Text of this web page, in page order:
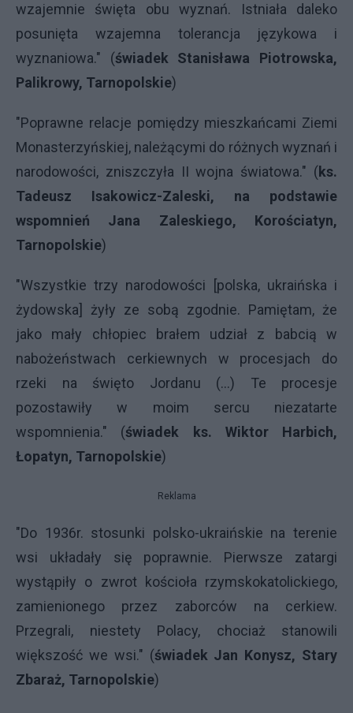
wzajemnie święta obu wyznań. Istniała daleko
posunięta wzajemna tolerancja językowa i
wyznaniowa." (świadek Stanisława Piotrowska,
Palikrowy, Tarnopolskie)
"Poprawne relacje pomiędzy mieszkańcami Ziemi
Monasterzyńskiej, należącymi do różnych wyznań i
narodowości, zniszczyła II wojna światowa." (ks.
Tadeusz Isakowicz-Zaleski, na podstawie
wspomnień Jana Zaleskiego, Korościatyn,
Tarnopolskie)
"Wszystkie trzy narodowości [polska, ukraińska i
żydowska] żyły ze sobą zgodnie. Pamiętam, że
jako mały chłopiec brałem udział z babcią w
nabożeństwach cerkiewnych w procesjach do
rzeki na święto Jordanu (...) Te procesje
pozostawiły w moim sercu niezatarte
wspomnienia." (świadek ks. Wiktor Harbich,
Łopatyn, Tarnopolskie)
Reklama
"Do 1936r. stosunki polsko-ukraińskie na terenie
wsi układały się poprawnie. Pierwsze zatargi
wystąpiły o zwrot kościoła rzymskokatolickiego,
zamienionego przez zaborców na cerkiew.
Przegrali, niestety Polacy, chociaż stanowili
większość we wsi." (świadek Jan Konysz, Stary
Zbaraż, Tarnopolskie)